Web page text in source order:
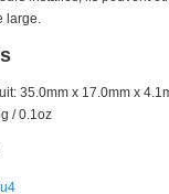
large.
35.0mm x 17.0mm x
/ 0.1oz